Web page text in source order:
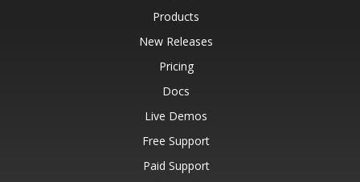
Products
New Releases
Pricing
Docs
Live Demos
Free Support
Paid Support